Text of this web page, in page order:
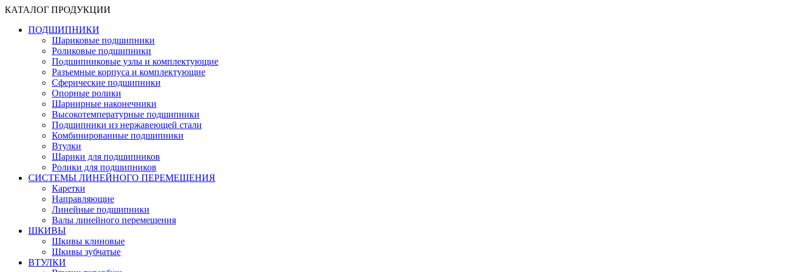
КАТАЛОГ ПРОДУКЦИИ
ПОДШИПНИКИ
Шариковые подшипники
Роликовые подшипники
Подшипниковые узлы и комплектующие
Разъемные корпуса и комплектующие
Сферические подшипники
Опорные ролики
Шарнирные наконечники
Высокотемпературные подшипники
Подшипники из нержавеющей стали
Комбинированные подшипники
Втулки
Шарики для подшипников
Ролики для подшипников
СИСТЕМЫ ЛИНЕЙНОГО ПЕРЕМЕЩЕНИЯ
Каретки
Направляющие
Линейные подшипники
Валы линейного перемещения
ШКИВЫ
Шкивы клиновые
Шкивы зубчатые
ВТУЛКИ